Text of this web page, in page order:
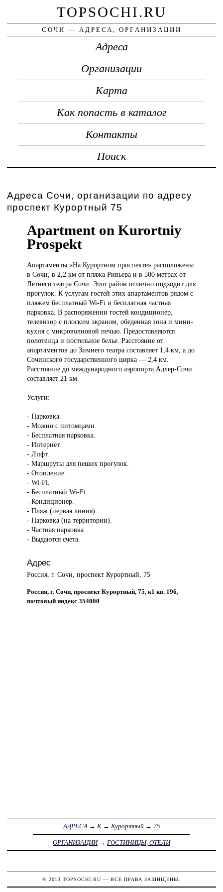
TOPSOCHI.RU
СОЧИ — АДРЕСА, ОРГАНИЗАЦИИ
Адреса
Организации
Карта
Как попасть в каталог
Контакты
Поиск
Адреса Сочи, организации по адресу
проспект Курортный 75
Apartment on Kurortniy
Prospekt
Апартаменты «НаКурортном проспекте» расположены
в Сочи, в 2,2 км от пляжа Ривьера и в 500 метрах от
Летнего театра Сочи. Этот район отлично подходит для
прогулок. К услугам гостей этих апартаментов рядом с
пляжем бесплатный Wi-Fi и бесплатная частная
парковка. В распоряжении гостей кондиционер,
телевизор с плоским экраном, обеденная зона и мини-
кухня с микроволновой печью. Предоставляются
полотенца и постельное белье. Расстояние от
апартаментов до Зимнего театра составляет 1,4 км, а до
Сочинского государственного цирка — 2,4 км.
Расстояние до международного аэропорта Адлер-Сочи
составляет 21 км.
Услуги:
- Парковка.
- Можно с питомцами.
- Бесплатная парковка.
- Интернет.
- Лифт.
- Маршруты для пеших прогулок.
- Отопление.
- Wi-Fi.
- Бесплатный Wi-Fi.
- Кондиционер.
- Пляж (первая линия).
- Парковка (на территории).
- Частная парковка.
- Выдаются счета.
Адрес
Россия, г. Сочи, проспект Курортный, 75
Россия, г. Сочи, проспект Курортный, 75, к1 кв. 196,
почтовый индекс 354000
АДРЕСА→ К→ Курортный→ 75
ОРГАНИЗАЦИИ→ ГОСТИНИЦЫ, ОТЕЛИ
© 2013 TOPSOCHI.RU — ВСЕ ПРАВА ЗАЩИЩЕНЫ.